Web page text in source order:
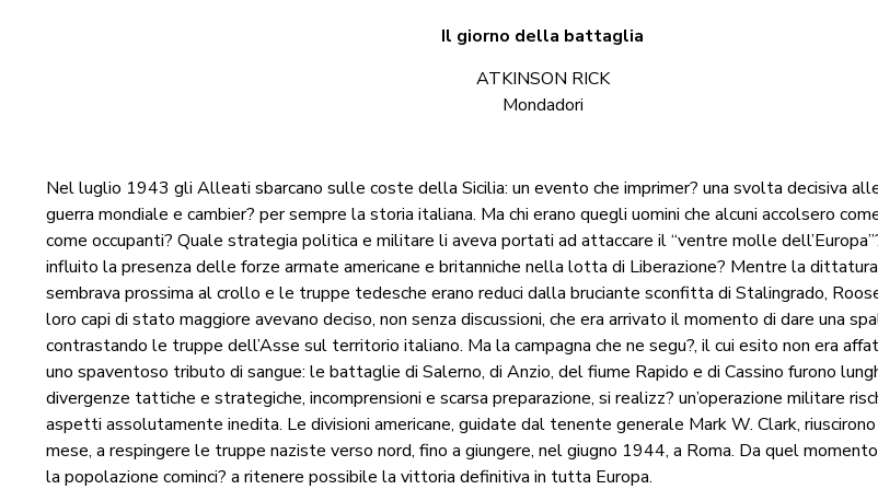
Il giorno della battaglia
ATKINSON RICK
Mondadori
Nel luglio 1943 gli Alleati sbarcano sulle coste della Sicilia: un evento che imprimer? una svolta decisiva
guerra mondiale e cambier? per sempre la storia italiana. Ma chi erano quegli uomini che alcuni accolsero
come occupanti? Quale strategia politica e militare li aveva portati ad attaccare il “ventre molle
influito la presenza delle forze armate americane e britanniche nella lotta di Liberazione? Mentre la
sembrava prossima al crollo e le truppe tedesche erano reduci dalla bruciante sconfitta di Stalingrado,
loro capi di stato maggiore avevano deciso, non senza discussioni, che era arrivato il momento di dare una
contrastando le truppe dell’Asse sul territorio italiano. Ma la campagna che ne segu?, il cui esito non era
uno spaventoso tributo di sangue: le battaglie di Salerno, di Anzio, del fiume Rapido e di Cassino furono
divergenze tattiche e strategiche, incomprensioni e scarsa preparazione, si realizz? un’operazione militare
aspetti assolutamente inedita. Le divisioni americane, guidate dal tenente generale Mark W. Clark,
mese, a respingere le truppe naziste verso nord, fino a giungere, nel giugno 1944, a Roma. Da quel
la popolazione cominci? a ritenere possibile la vittoria definitiva in tutta Europa.